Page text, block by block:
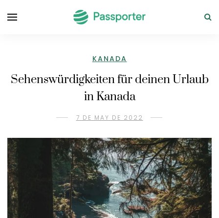
KANADA
Sehenswürdigkeiten für deinen Urlaub
in Kanada
7 DE MAY DE 2022